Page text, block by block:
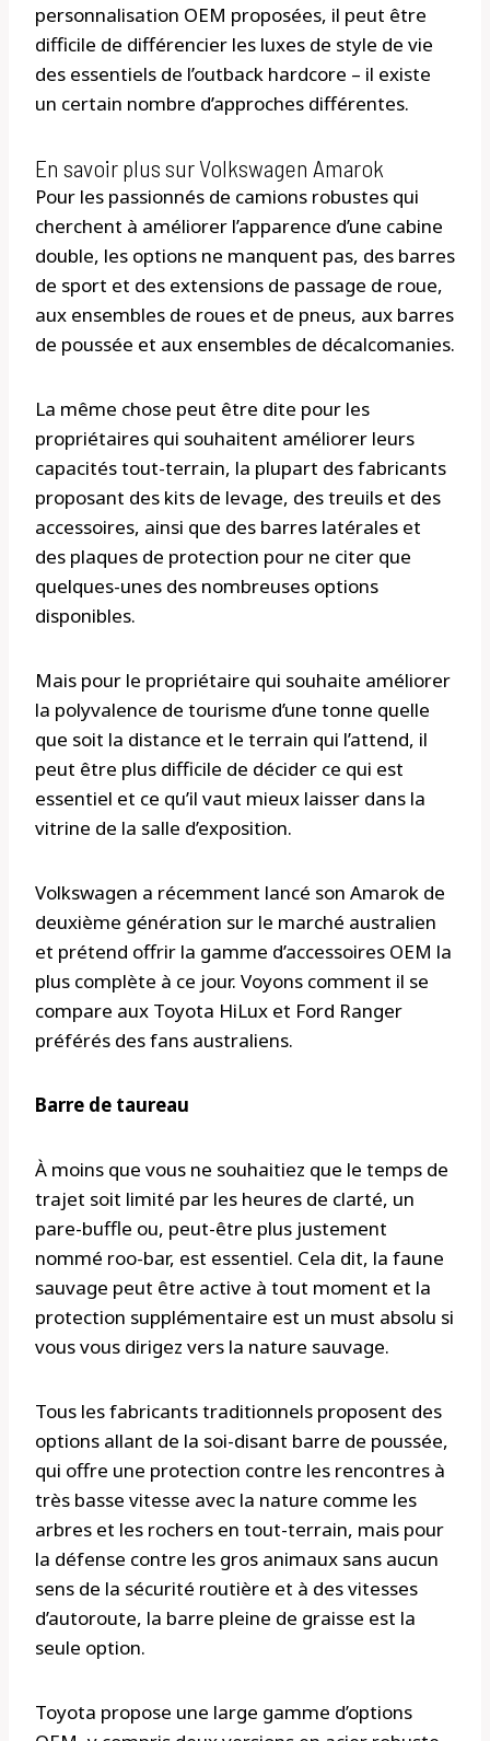
personnalisation OEM proposées, il peut être
difficile de différencier les luxes de style de vie
des essentiels de l’outback hardcore – il existe
un certain nombre d’approches différentes.
En savoir plus sur Volkswagen Amarok
Pour les passionnés de camions robustes qui
cherchent à améliorer l’apparence d’une cabine
double, les options ne manquent pas, des barres
de sport et des extensions de passage de roue,
aux ensembles de roues et de pneus, aux barres
de poussée et aux ensembles de décalcomanies.
La même chose peut être dite pour les
propriétaires qui souhaitent améliorer leurs
capacités tout-terrain, la plupart des fabricants
proposant des kits de levage, des treuils et des
accessoires, ainsi que des barres latérales et
des plaques de protection pour ne citer que
quelques-unes des nombreuses options
disponibles.
Mais pour le propriétaire qui souhaite améliorer
la polyvalence de tourisme d’une tonne quelle
que soit la distance et le terrain qui l’attend, il
peut être plus difficile de décider ce qui est
essentiel et ce qu’il vaut mieux laisser dans la
vitrine de la salle d’exposition.
Volkswagen a récemment lancé son Amarok de
deuxième génération sur le marché australien
et prétend offrir la gamme d’accessoires OEM la
plus complète à ce jour. Voyons comment il se
compare aux Toyota HiLux et Ford Ranger
préférés des fans australiens.
Barre de taureau
À moins que vous ne souhaitiez que le temps de
trajet soit limité par les heures de clarté, un
pare-buffle ou, peut-être plus justement
nommé roo-bar, est essentiel. Cela dit, la faune
sauvage peut être active à tout moment et la
protection supplémentaire est un must absolu si
vous vous dirigez vers la nature sauvage.
Tous les fabricants traditionnels proposent des
options allant de la soi-disant barre de poussée,
qui offre une protection contre les rencontres à
très basse vitesse avec la nature comme les
arbres et les rochers en tout-terrain, mais pour
la défense contre les gros animaux sans aucun
sens de la sécurité routière et à des vitesses
d’autoroute, la barre pleine de graisse est la
seule option.
Toyota propose une large gamme d’options